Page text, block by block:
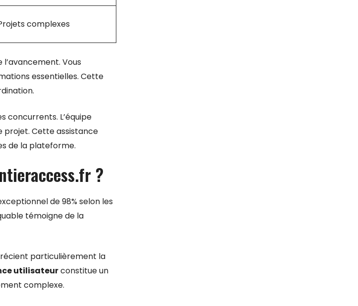
complexes
l’avancement. Vous
essentielles. Cette
concurrents. L’équipe
projet. Cette assistance
de la plateforme.
?
de 98% selon les
témoigne de la
particulièrement la
utilisateurconstitue un
complexe.